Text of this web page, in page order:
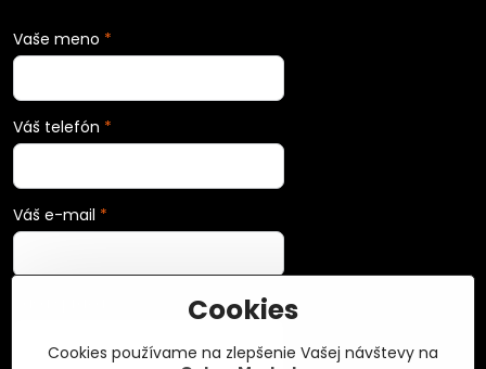
Vaše meno *
Váš telefón *
Váš e-mail *
Cookies
Cookies používame na zlepšenie Vašej návštevy na